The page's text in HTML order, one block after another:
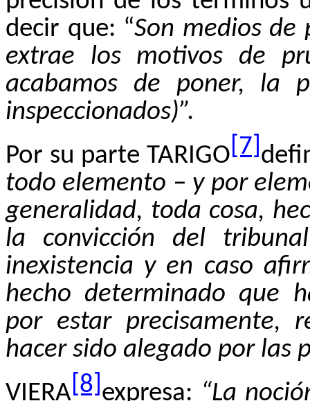
decir que: “Son medios de
extrae los motivos de
acabamos de poner, la
inspeccionados)”.
Por su parte TARIGO [7]
todo elemento – y por
generalidad, toda cosa,
la convicción del
inexistencia y en caso
hecho determinado que
por estar precisamente,
hacer sido alegado por las
VIERA [8] expresa: “La